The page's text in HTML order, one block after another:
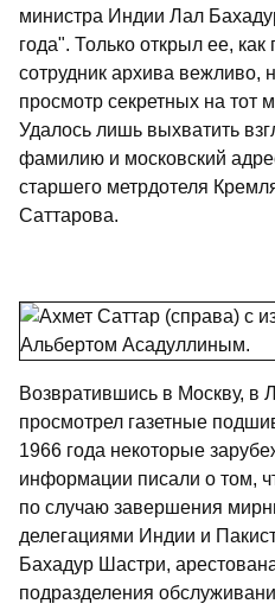
министра Индии Лал
года". Только открыл ее,
сотрудник архива вежливо,
просмотр секретных на тот
Удалось лишь выхватить
фамилию и московский
старшего метрдотеля
Саттарова.
Возвратившись в Москву, в
просмотрел газетные
1966 года некоторые
информации писали о том,
по случаю завершения
делегациями Индии и
Бахадур Шастри,
подразделения